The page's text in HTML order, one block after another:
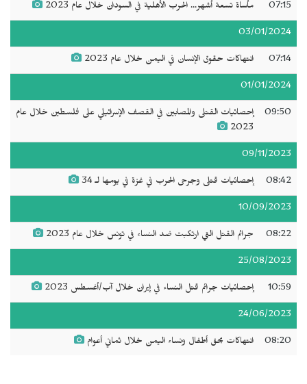
07:15 مأساة تسعة أشهر... الحرب الأهلية في السودان خلال عام 2023
03/01/2024
07:14 انتهاكات حقوق الإنسان في اليمن خلال عام 2023
01/01/2024
09:50
إحصائيات القتلى والمصابين في القصف الإسرائيلي على فلسطين خلال عام
2023
09/11/2023
08:42 إحصائيات قتلى وجرحى الحرب في غزة في يومها لـ 34
10/09/2023
08:22 جرائم القتل التي ارتكبت ضد النساء في تونس خلال عام 2023
25/08/2023
10:59 إحصائيات جرائم قتل النساء في إيران خلال آب/أغسطس 2023
24/06/2023
08:20 انتهاكات بحق أطفال ونساء اليمن خلال ثماني أعوام